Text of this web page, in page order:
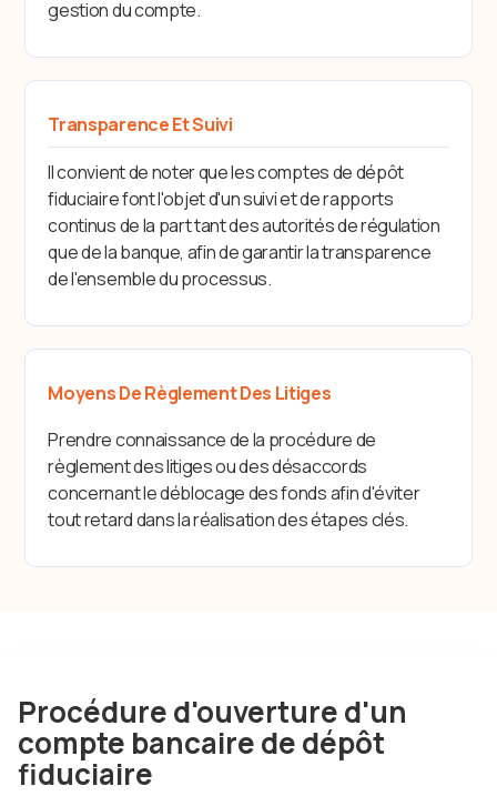
gestion du compte.
Transparence Et Suivi
Il convient de noter que les comptes de dépôt
fiduciaire font l'objet d'un suivi et de rapports
continus de la part tant des autorités de régulation
que de la banque, afin de garantir la transparence
de l'ensemble du processus.
Moyens De Règlement Des Litiges
Prendre connaissance de la procédure de
règlement des litiges ou des désaccords
concernant le déblocage des fonds afin d'éviter
tout retard dans la réalisation des étapes clés.
Procédure d'ouverture d'un
compte bancaire de dépôt
fiduciaire